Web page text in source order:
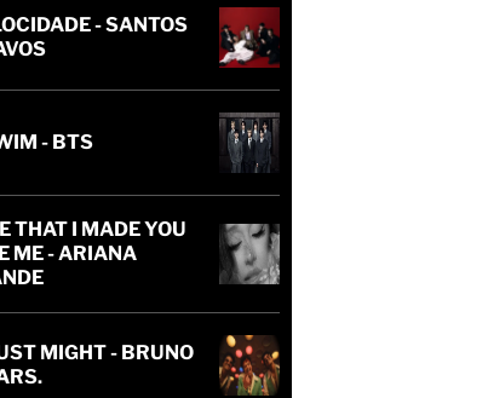
- SANTOS
- BTS
THAT I MADE YOU
ME - ARIANA
MIGHT - BRUNO